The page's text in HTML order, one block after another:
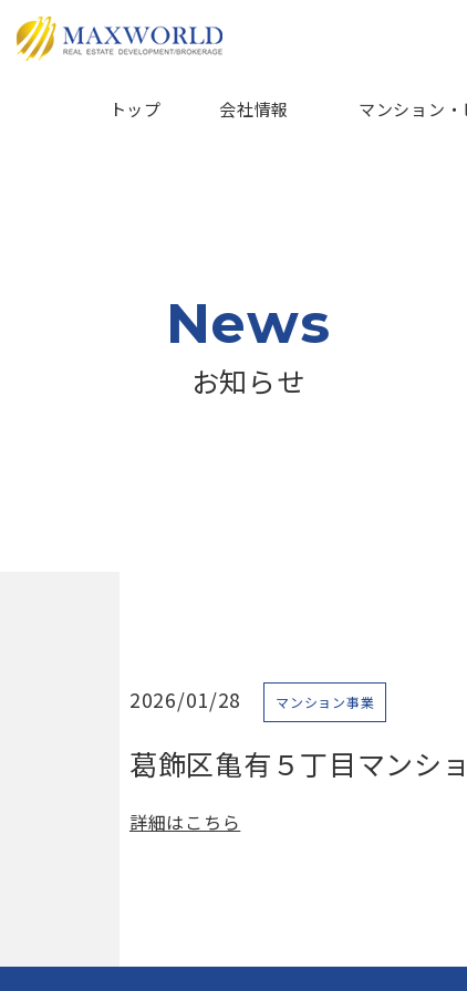
トップ 会社情報 マンション
News
お知らせ
2026/01/28 マンション事業
葛飾区亀有５丁目マン
詳細はこちら